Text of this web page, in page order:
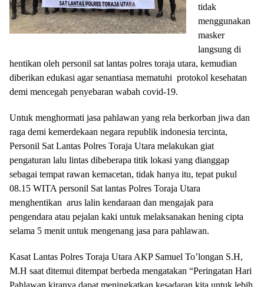
tidak
menggunakan
masker
langsung di
hentikan oleh personil sat lantas polres toraja utara, kemudian
diberikan edukasi agar senantiasa mematuhi protokol kesehatan
demi mencegah penyebaran wabah covid-19.
Untuk menghormati jasa pahlawan yang rela berkorban jiwa dan
raga demi kemerdekaan negara republik indonesia tercinta,
Personil Sat Lantas Polres Toraja Utara melakukan giat
pengaturan lalu lintas dibeberapa titik lokasi yang dianggap
sebagai tempat rawan kemacetan, tidak hanya itu, tepat pukul
08.15 WITA personil Sat lantas Polres Toraja Utara
menghentikan arus lalin kendaraan dan mengajak para
pengendara atau pejalan kaki untuk melaksanakan hening cipta
selama 5 menit untuk mengenang jasa para pahlawan.
Kasat Lantas Polres Toraja Utara AKP Samuel To’longan S.H,
M.H saat ditemui ditempat berbeda mengatakan “Peringatan Hari